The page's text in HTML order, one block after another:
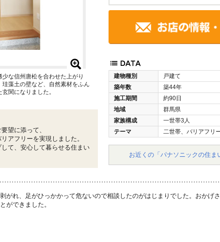
建物種別
戸建て
築年数
築44年
施工期間
約90日
地域
群馬県
家族構成
一世帯3人
テーマ
二世帯、バリアフリ
お近くの「パナソニックの住
な信州唐松を合わせた上がり
藻土の壁など、自然素材をふん
関になりました。
望に添って、
アフリーを実現しました。
て、安心して暮らせる住まい
がれ、足がひっかかって危ないので相談したのがはじまりでした。おかげ
ができました。